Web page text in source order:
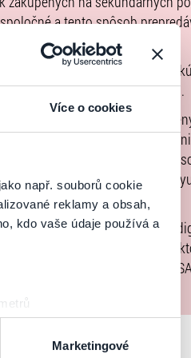
Více o cookies
např. souborů cookie
reklamy a obsah,
kdo vaše údaje používá a
prstu)
. Svůj souhlas
Marketingové
kúpiť
a tento spôsob
zmluvu, ktorej predmetom je
sú uvedené priamo v košíku.
uhradiť len spôsobmi
že kúpne ceny
Poukazov GoOut, ani inými
. Poukazy GoOut môžete
je uvedené inak.
EÚ 2022/2065 (Akt o
, iba výrobky alebo služby,
informácie a kontakty podľa